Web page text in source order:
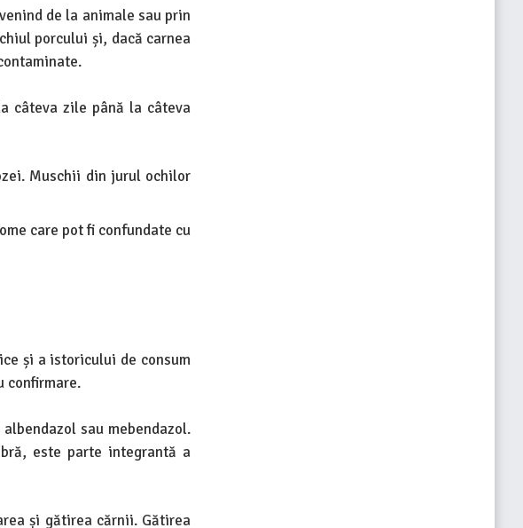
de la animale sau prin
porcului și, dacă carnea
câteva zile până la câteva
Muschii din jurul ochilor
care pot fi confundate cu
și a istoricului de consum
confirmare.
sau mebendazol.
este parte integrantă a
și gătirea cărnii. Gătirea